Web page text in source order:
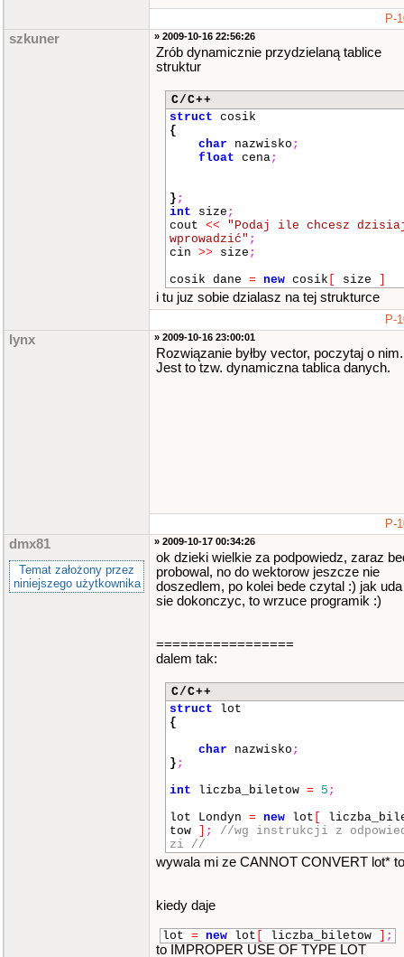
P-
szkuner » 2009-10-16 22:56:26
Zrób dynamicznie przydzielaną tablice
struktur
C/C++
struct cosik
{
char nazwisko ;
float cena;
} ;
int size ;
cout <<
"Podaj ile chcesz
wprowadzić" ;
cin >> size ;
cosik dane = new cosik size
i tu juz sobie dzialasz na tej strukturce
P-
lynx » 2009-10-16 23:00:01
Rozwiązanie byłby vector, poczytaj o nim.
Jest to tzw. dynamiczna tablica danych.
P-
dmx81
Temat założony przez
niniejszego użytkownika
» 2009-10-17 00:34:26
ok dzieki wielkie za podpowiedz, zaraz
probowal, no do wektorow jeszcze nie
doszedlem, po kolei bede czytal :) jak
sie dokonczyc, to wrzuce programik :)
=================
dalem tak:
C/C++
struct lot
{
char nazwisko ;
} ;
int liczba_biletow = 5 ;
lot Londyn = new lot
tow
;
//wg instrukcji z
zi //
wywala mi ze CANNOT CONVERT lot*
kiedy daje
lot = new lot [ liczba_biletow ] ;
to IMPROPER USE OF TYPE LOT